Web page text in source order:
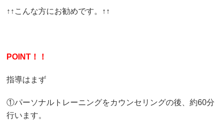
↑↑こんな方にお勧めです。↑↑
POINT！！
指導はまず
①パーソナルトレーニングをカウンセリングの後、約60分
行います。